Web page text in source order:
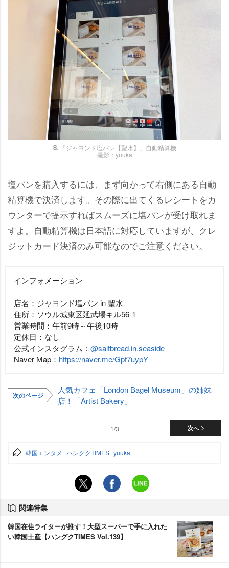
「ジャヨンド塩パン【聖水】」自動精算機
撮影：yuuka
塩パンを購入するには、まず向かって右側にある自動
精算機で決済します。その際に出てくるレシートをカ
ウンターで提示すればスムーズに塩パンが受け取れま
すよ。自動精算機は日本語に対応していますが、クレ
ジットカード決済のみ可能なのでご注意ください。
インフォメーション
店名：ジャヨンド塩パン in 聖水
住所：ソウル城東区延武場キル56-1
営業時間：午前9時～午後10時
定休日：なし
公式インスタグラム： @saltbread.in.seaside
Naver Map： https://naver.me/Gpf7uypY
次のページ
人気カフェ「London Bagel Museum」の姉妹
店！「Artist Bakery」
次へ
1/3
韓国エンタメ ハングクTIMES yuuka
関連特集
韓国在住ライターが推す！大型スーパーで手に入れた
い韓国土産【ハングクTIMES Vol.139】